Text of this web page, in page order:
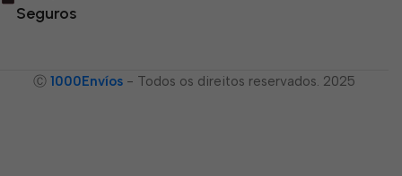
Seguros
Ⓒ 1000Envíos - Todos os direitos reservados. 2025